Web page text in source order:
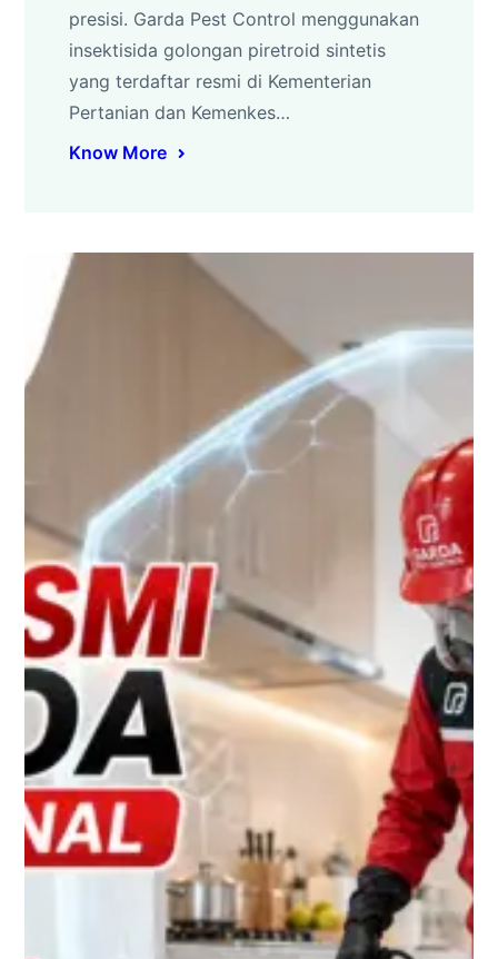
presisi. Garda Pest Control menggunakan
insektisida golongan piretroid sintetis
yang terdaftar resmi di Kementerian
Pertanian dan Kemenkes…
Know More